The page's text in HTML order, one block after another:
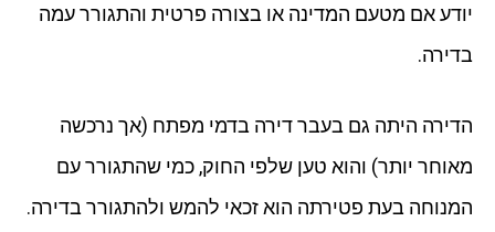
יודע אם מטעם המדינה או בצורה פרטית והתגורר עמה
בדירה.
הדירה היתה גם בעבר דירה בדמי מפתח (אך נרכשה
מאוחר יותר) והוא טען שלפי החוק, כמי שהתגורר עם
המנוחה בעת פטירתה הוא זכאי להמש ולהתגורר בדירה.